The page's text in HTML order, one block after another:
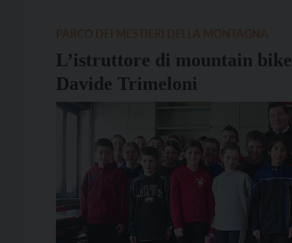
L’istruttore di mountain bike
Davide Trimeloni